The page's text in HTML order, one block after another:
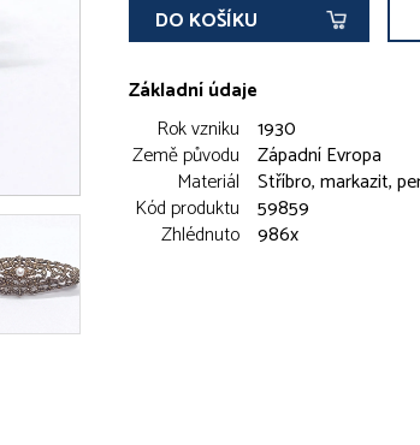
DO KOŠÍKU
Základní údaje
Rok vzniku 1930
Země původu Západní Evropa
Materiál Stříbro, markazit,
Kód produktu 59859
Zhlédnuto 986x